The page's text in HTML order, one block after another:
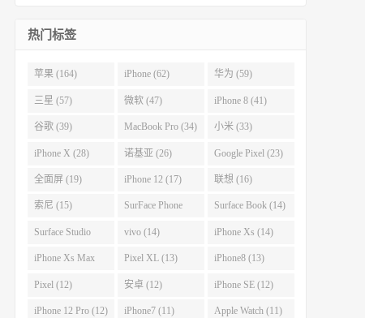
热门标签
苹果 (164) iPhone (62) 华为 (59)
三星 (57) 微软 (47) iPhone 8 (41)
谷歌 (39) MacBook Pro (34) 小米 (33)
iPhone X (28) 诺基亚 (26) Google Pixel (23)
全面屏 (19) iPhone 12 (17) 联想 (16)
索尼 (15) SurFace Phone
(14)
Surface Book (14)
Surface Studio
(14)
vivo (14) iPhone Xs (14)
iPhone Xs Max
(14)
Pixel XL (13) iPhone8 (13)
Pixel (12) 安卓 (12) iPhone SE (12)
iPhone 12 Pro (12) iPhone7 (11) Apple Watch (11)